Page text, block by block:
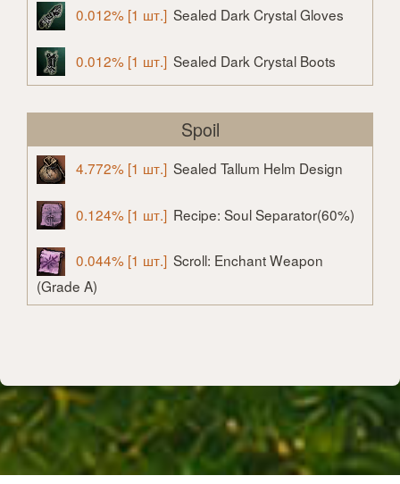
0.012% [1 шт.] Sealed Dark Crystal Gloves
0.012% [1 шт.] Sealed Dark Crystal Boots
Spoil
4.772% [1 шт.] Sealed Tallum Helm Design
0.124% [1 шт.] Recipe: Soul Separator(60%)
0.044% [1 шт.] Scroll: Enchant Weapon
(Grade A)